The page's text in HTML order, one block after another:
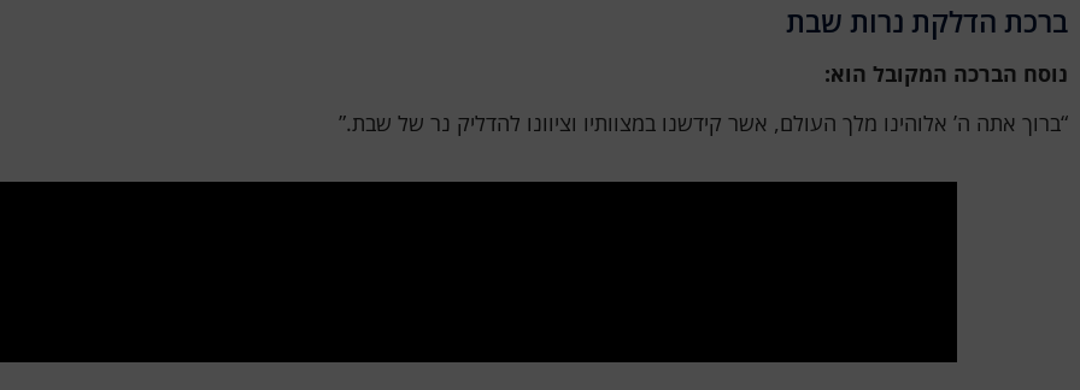
ברכת הדלקת נרות שבת
נוסח הברכה המקובל הוא:
“ברוך אתה ה’ אלוהינו מלך העולם, אשר קידשנו במצוותיו וציוונו להדליק נר של שבת.”